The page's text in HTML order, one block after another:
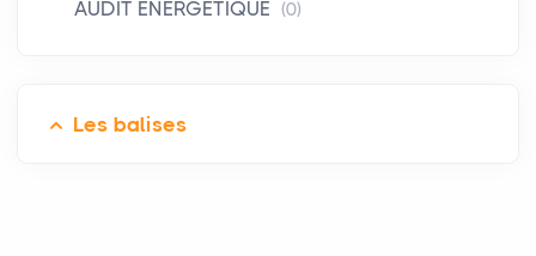
AUDIT ÉNERGÉTIQUE (0)
Les balises